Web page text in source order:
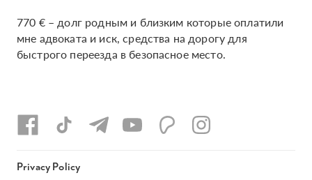
770 € – долг родным и близким которые оплатили
мне адвоката и иск, средства на дорогу для
быстрого переезда в безопасное место.
Privacy Policy